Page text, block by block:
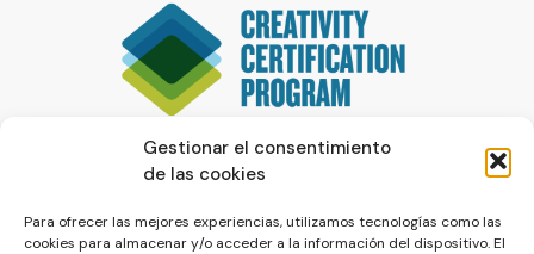
Gestionar el consentimiento
de las cookies
Para ofrecer las mejores experiencias, utilizamos tecnologías como las
cookies para almacenar y/o acceder a la información del dispositivo. El